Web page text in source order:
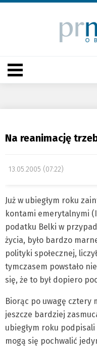
Na reanimację
13.05.2005 (07:22)
Już w ubiegłym roku
kontami emerytalnymi
podatku Belki w
życia, było bardzo
polityki społecznej,
tymczasem powstało
się, że to był dopiero
Biorąc po uwagę cztery
jeszcze bardziej
ubiegłym roku
mogą się pochwalić